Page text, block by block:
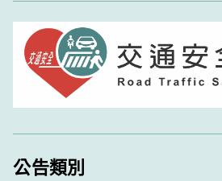
公告類別